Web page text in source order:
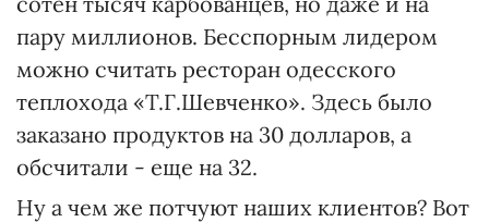
пару миллионов. Бесспорным лидером
можно считать ресторан одесского
теплохода «Т.Г.Шевченко». Здесь было
заказано продуктов на 30 долларов, а
обсчитали - еще на 32.
Ну а чем же потчуют наших клиентов? Вот